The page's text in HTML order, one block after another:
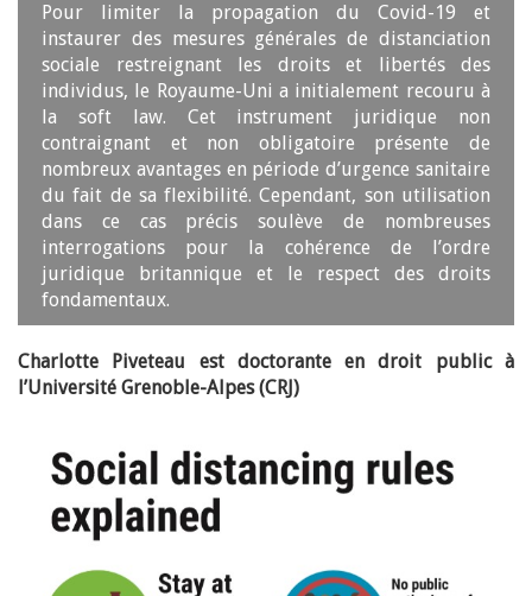
Pour limiter la propagation du Covid-19 et
instaurer des mesures générales de distanciation
sociale restreignant les droits et libertés des
individus, le Royaume-Uni a initialement recouru à
la soft law. Cet instrument juridique non
contraignant et non obligatoire présente de
nombreux avantages en période d’urgence sanitaire
du fait de sa flexibilité. Cependant, son utilisation
dans ce cas précis soulève de nombreuses
interrogations pour la cohérence de l’ordre
juridique britannique et le respect des droits
fondamentaux.
Charlotte Piveteau est doctorante en droit public à
l’Université Grenoble-Alpes (CRJ)